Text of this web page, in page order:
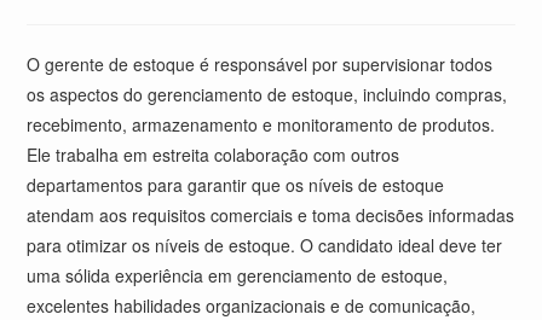
O gerente de estoque é responsável por supervisionar todos
os aspectos do gerenciamento de estoque, incluindo compras,
recebimento, armazenamento e monitoramento de produtos.
Ele trabalha em estreita colaboração com outros
departamentos para garantir que os níveis de estoque
atendam aos requisitos comerciais e toma decisões informadas
para otimizar os níveis de estoque. O candidato ideal deve ter
uma sólida experiência em gerenciamento de estoque,
excelentes habilidades organizacionais e de comunicação,